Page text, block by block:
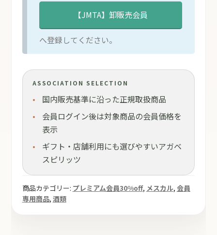
へ登録してください。
ASSOCIATION SELECTION
国内販売基準に沿った正規取扱商品
会員ログイン後は対象商品の会員価格を
表示
ギフト・店舗利用にも選びやすいアガベ
スピリッツ
商品カテゴリー: プレミアム会員30%off, メスカル, 会員
専用商品, 酒類